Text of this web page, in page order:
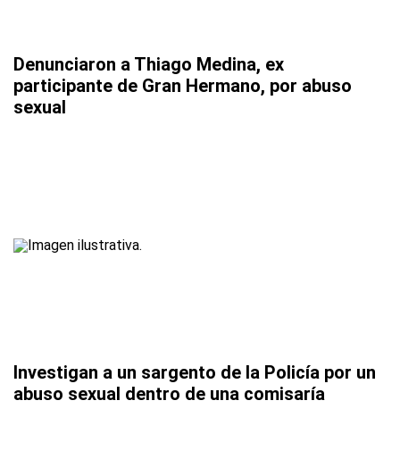
Denunciaron a Thiago Medina, ex
participante de Gran Hermano, por abuso
sexual
Investigan a un sargento de la Policía por un
abuso sexual dentro de una comisaría